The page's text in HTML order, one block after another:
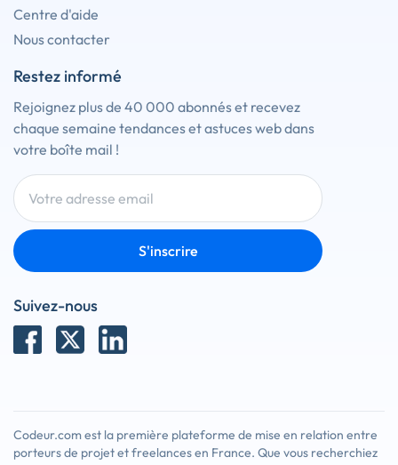
Centre d'aide
Nous contacter
Restez informé
Rejoignez plus de 40 000 abonnés et recevez
chaque semaine tendances et astuces web dans
votre boîte mail !
S'inscrire
Suivez-nous
Codeur.com est la première plateforme de mise en relation entre
porteurs de projet et freelances en France. Que vous recherchiez